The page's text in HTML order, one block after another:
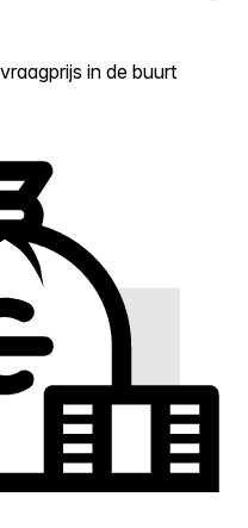
in de buurt